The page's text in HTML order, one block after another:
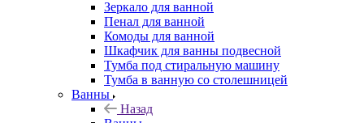
Зеркало для ванной
Пенал для ванной
Комоды для ванной
Шкафчик для ванны подвесной
Тумба под стиральную машину
Тумба в ванную со столешницей
Ванны
Назад